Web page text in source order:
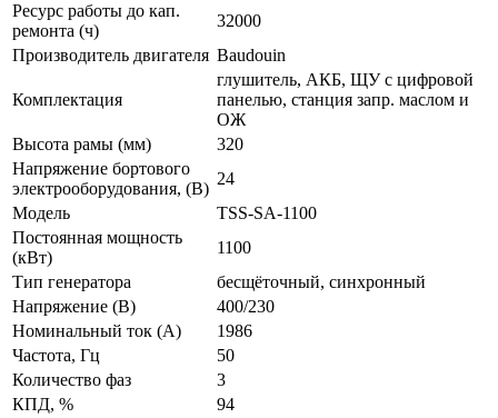
Ресурс работы до кап.
ремонта (ч)
32000
Производитель двигателя Baudouin
Комплектация
глушитель, АКБ, ЩУ с цифровой
панелью, станция запр. маслом и
ОЖ
Высота рамы (мм)
320
Напряжение бортового
электрооборудования, (В)
24
Модель
TSS-SA-1100
Постоянная мощность
(кВт)
1100
Тип генератора
бесщёточный, синхронный
Напряжение (В)
400/230
Номинальный ток (А)
1986
Частота, Гц
50
Количество фаз
3
КПД, %
94